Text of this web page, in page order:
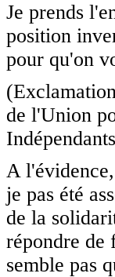
Je prends
position
pour qu'on
de l'Union
A
je pas été
de la
répondre de
semble pas